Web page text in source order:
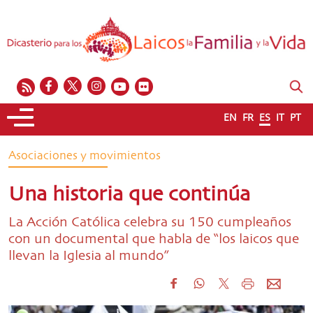
EN FR ES IT PT
Asociaciones y movimientos
Una historia que continúa
La Acción Católica celebra su 150 cumpleaños
con un documental que habla de “los laicos que
llevan la Iglesia al mundo”